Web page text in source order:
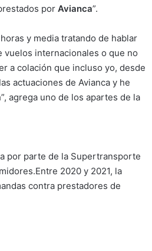
por Avianca”.
y media tratando de hablar
vuelos internacionales o que no
a colación que incluso yo, desde
actuaciones de Avianca y he
agrega uno de los apartes de la
por parte de la Supertransporte
2020 y 2021, la
contra prestadores de